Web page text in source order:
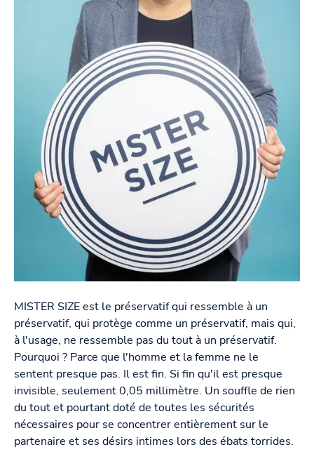
MISTER SIZE est le préservatif qui ressemble à un
préservatif, qui protège comme un préservatif, mais qui,
à l'usage, ne ressemble pas du tout à un préservatif.
Pourquoi ? Parce que l'homme et la femme ne le
sentent presque pas. Il est fin. Si fin qu'il est presque
invisible, seulement 0,05 millimètre. Un souffle de rien
du tout et pourtant doté de toutes les sécurités
nécessaires pour se concentrer entièrement sur le
partenaire et ses désirs intimes lors des ébats torrides.